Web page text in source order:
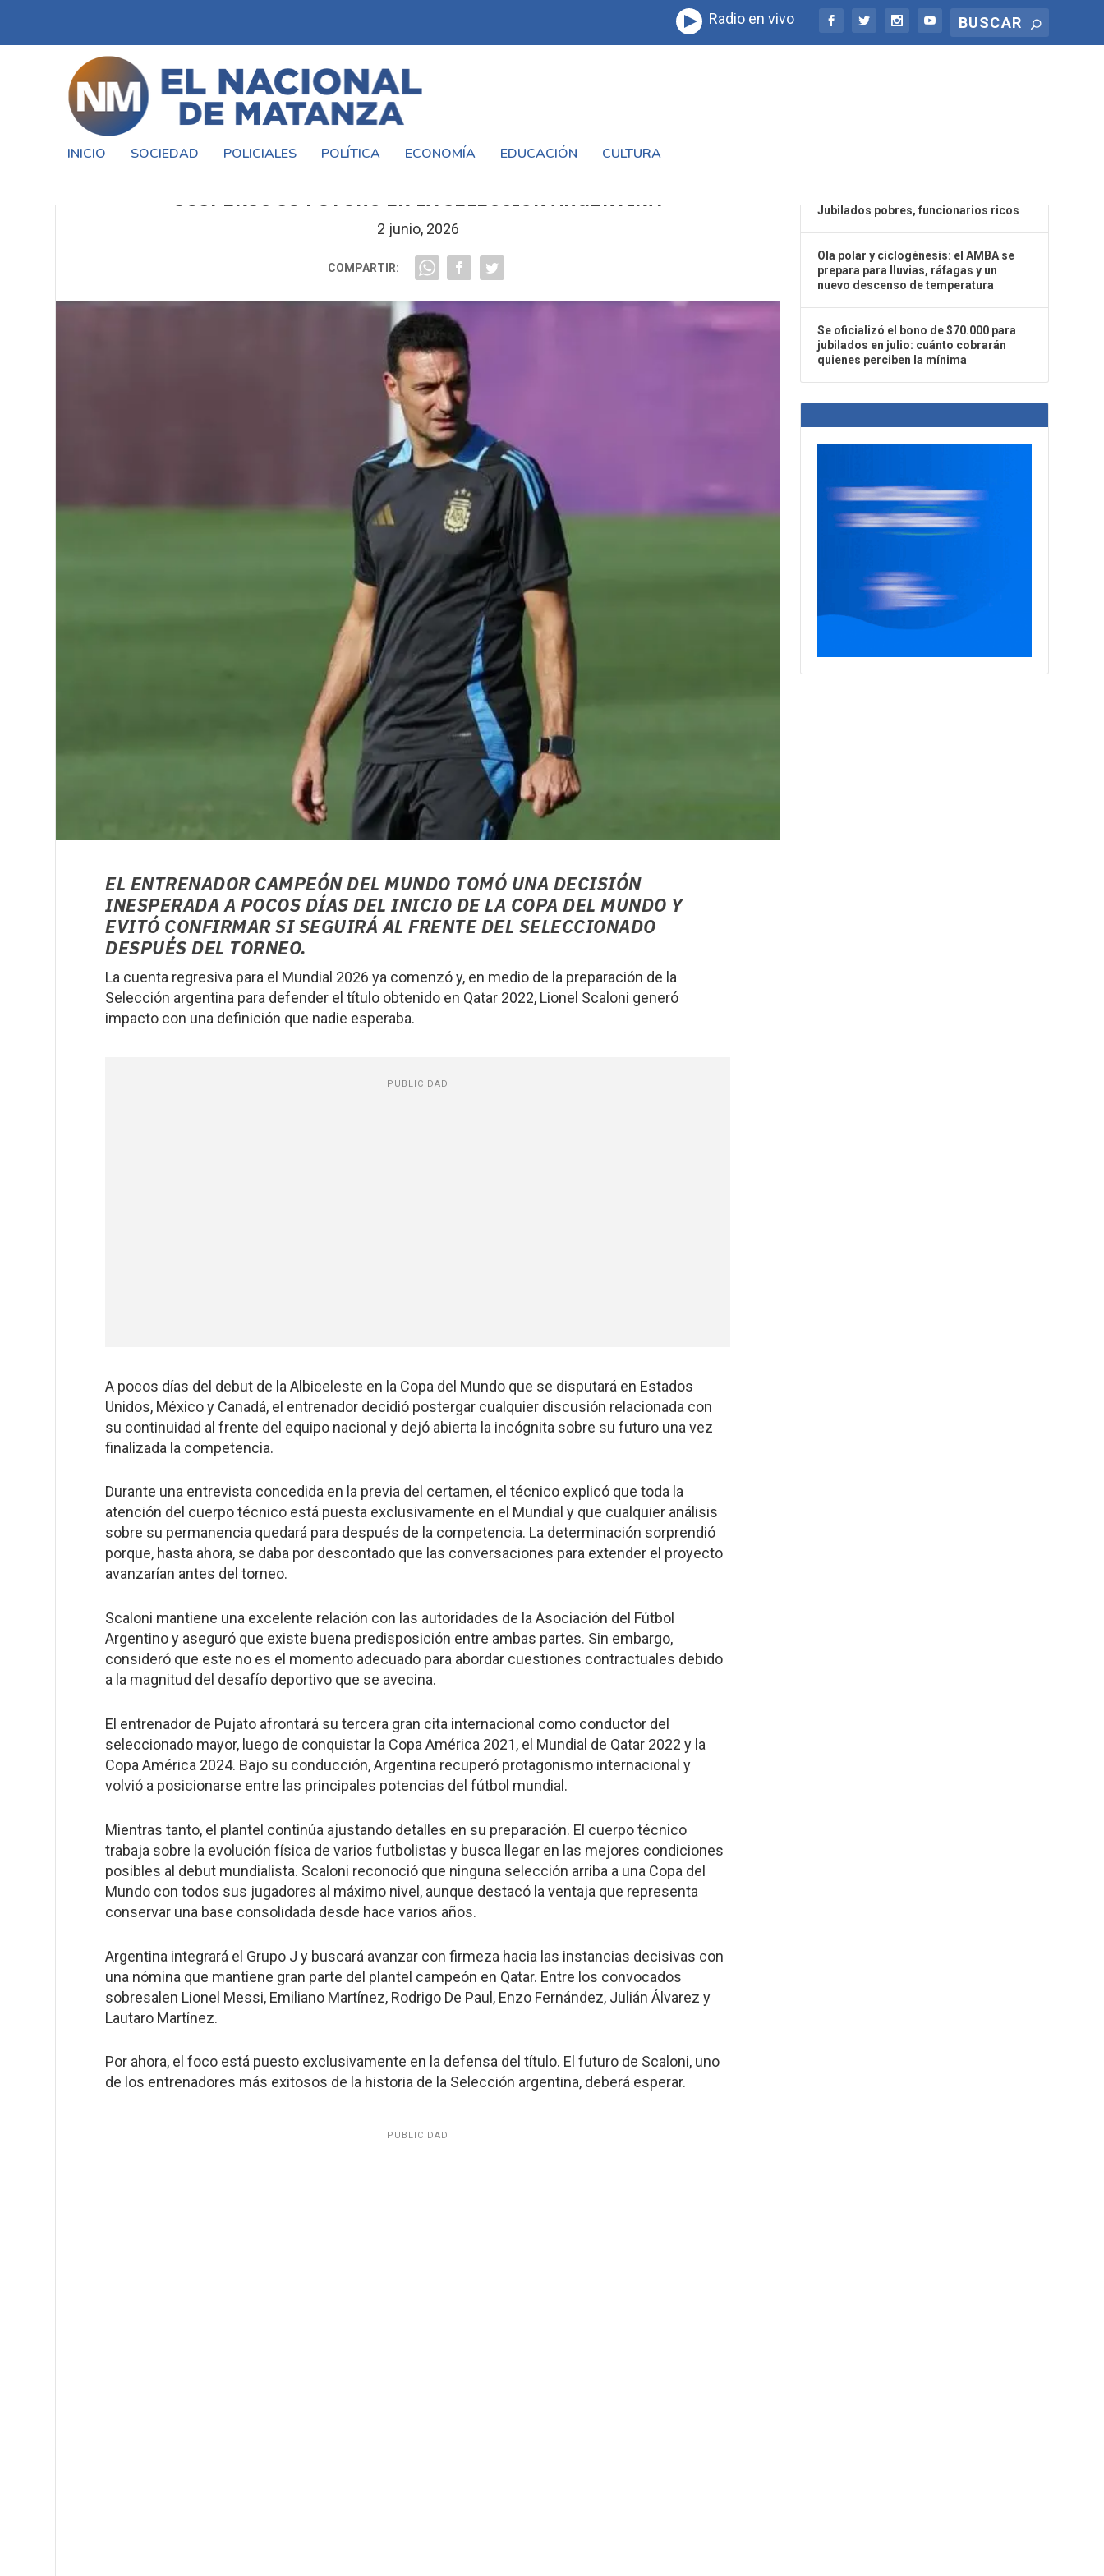
Radio en vivo
INICIO SOCIEDAD POLICIALES POLÍTICA ECONOMÍA EDUCACIÓN CULTURA
SUSPENSO SU FUTURO EN LA SELECCIÓN ARGENTINA
2 junio, 2026
COMPARTIR:
EL ENTRENADOR CAMPEÓN DEL MUNDO TOMÓ UNA DECISIÓN
INESPERADA A POCOS DÍAS DEL INICIO DE LA COPA DEL MUNDO Y
EVITÓ CONFIRMAR SI SEGUIRÁ AL FRENTE DEL SELECCIONADO
DESPUÉS DEL TORNEO.
La cuenta regresiva para el Mundial 2026 ya comenzó y, en medio de la preparación de la
Selección argentina para defender el título obtenido en Qatar 2022, Lionel Scaloni generó
impacto con una definición que nadie esperaba.
PUBLICIDAD
A pocos días del debut de la Albiceleste en la Copa del Mundo que se disputará en Estados
Unidos, México y Canadá, el entrenador decidió postergar cualquier discusión relacionada con
su continuidad al frente del equipo nacional y dejó abierta la incógnita sobre su futuro una vez
finalizada la competencia.
Durante una entrevista concedida en la previa del certamen, el técnico explicó que toda la
atención del cuerpo técnico está puesta exclusivamente en el Mundial y que cualquier análisis
sobre su permanencia quedará para después de la competencia. La determinación sorprendió
porque, hasta ahora, se daba por descontado que las conversaciones para extender el proyecto
avanzarían antes del torneo.
Scaloni mantiene una excelente relación con las autoridades de la Asociación del Fútbol
Argentino y aseguró que existe buena predisposición entre ambas partes. Sin embargo,
consideró que este no es el momento adecuado para abordar cuestiones contractuales debido
a la magnitud del desafío deportivo que se avecina.
El entrenador de Pujato afrontará su tercera gran cita internacional como conductor del
seleccionado mayor, luego de conquistar la Copa América 2021, el Mundial de Qatar 2022 y la
Copa América 2024. Bajo su conducción, Argentina recuperó protagonismo internacional y
volvió a posicionarse entre las principales potencias del fútbol mundial.
Mientras tanto, el plantel continúa ajustando detalles en su preparación. El cuerpo técnico
trabaja sobre la evolución física de varios futbolistas y busca llegar en las mejores condiciones
posibles al debut mundialista. Scaloni reconoció que ninguna selección arriba a una Copa del
Mundo con todos sus jugadores al máximo nivel, aunque destacó la ventaja que representa
conservar una base consolidada desde hace varios años.
Argentina integrará el Grupo J y buscará avanzar con firmeza hacia las instancias decisivas con
una nómina que mantiene gran parte del plantel campeón en Qatar. Entre los convocados
sobresalen Lionel Messi, Emiliano Martínez, Rodrigo De Paul, Enzo Fernández, Julián Álvarez y
Lautaro Martínez.
Por ahora, el foco está puesto exclusivamente en la defensa del título. El futuro de Scaloni, uno
de los entrenadores más exitosos de la historia de la Selección argentina, deberá esperar.
PUBLICIDAD
Jubilados pobres, funcionarios ricos
Ola polar y ciclogénesis: el AMBA se
prepara para lluvias, ráfagas y un
nuevo descenso de temperatura
Se oficializó el bono de $70.000 para
jubilados en julio: cuánto cobrarán
quienes perciben la mínima